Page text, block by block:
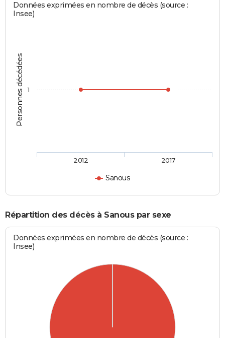
Personnes décédées
Données exprimées en nombre de décès (source :
Insee)
Sanous
2012 2017
1
Répartition des décès à Sanous par sexe
Données exprimées en nombre de décès (source :
Insee)